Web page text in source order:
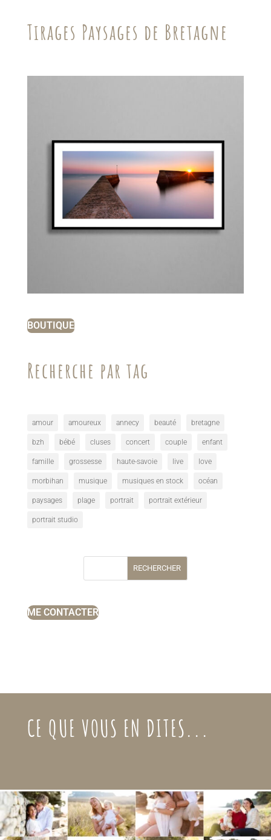
Tirages Paysages de Bretagne
BOUTIQUE
Recherche par tag
amour amoureux annecy beauté bretagne
bzh bébé cluses concert couple enfant
famille grossesse haute-savoie live love
morbihan musique musiques en stock océan
paysages plage portrait portrait extérieur
portrait studio
RECHERCHER
ME CONTACTER
CE QUE VOUS EN DITES...